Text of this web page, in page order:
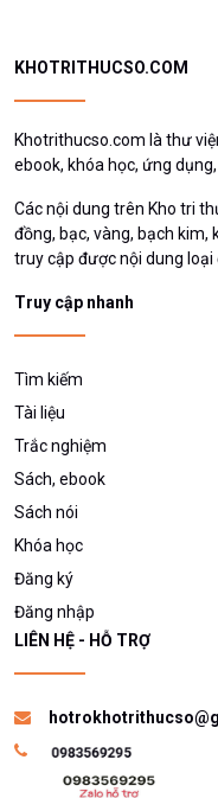
KHOTRITHUCSO.COM
Khotrithucso.com là thư
ebook, khóa học, ứng
Các nội dung trên Kho tri
đồng, bạc, vàng, bạch kim,
truy cập được nội dung loại
Truy cập nhanh
Tìm kiếm
Tài liệu
Trắc nghiệm
Sách, ebook
Sách nói
Khóa học
Đăng ký
Đăng nhập
LIÊN HỆ - HỖ TRỢ